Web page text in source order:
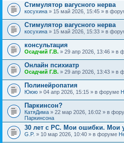
Стимулятор вагусного нерва
косухина » 15 май 2026, 15:45 » в
Стимулятор вагусного нерва
косухина » 15 май 2026, 15:33 » в
консультация
Осадчий Г.В. » 29 апр 2026, 13:46 » в
Онлайн психиатр
Осадчий Г.В. » 29 апр 2026, 13:43 » в
Полинейропатия
Ююю » 04 апр 2026, 15:15 » в форуме
Паркинсон?
КатяДима » 22 мар 2026, 16:02 » в
Паркинсона
30 лет с РС. Мои ошибки. Мои
G.P. » 10 мар 2026, 10:40 » в форуме